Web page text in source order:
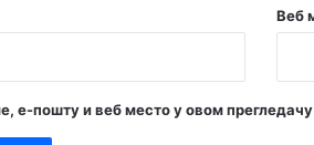
Веб
е-пошту и веб место у овом